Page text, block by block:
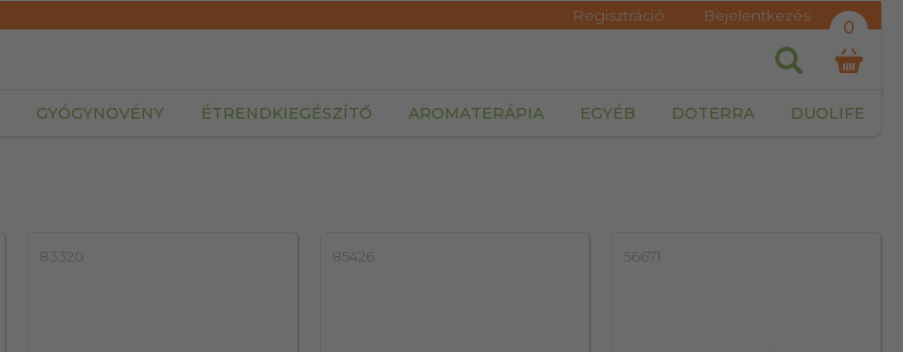
Regisztráció Bejelentkezés
0
GYÓGYNÖVÉNY ÉTRENDKIEGÉSZÍTŐ AROMATERÁPIA EGYÉB DOTERRA DUOLIFE
83320 85426 56671